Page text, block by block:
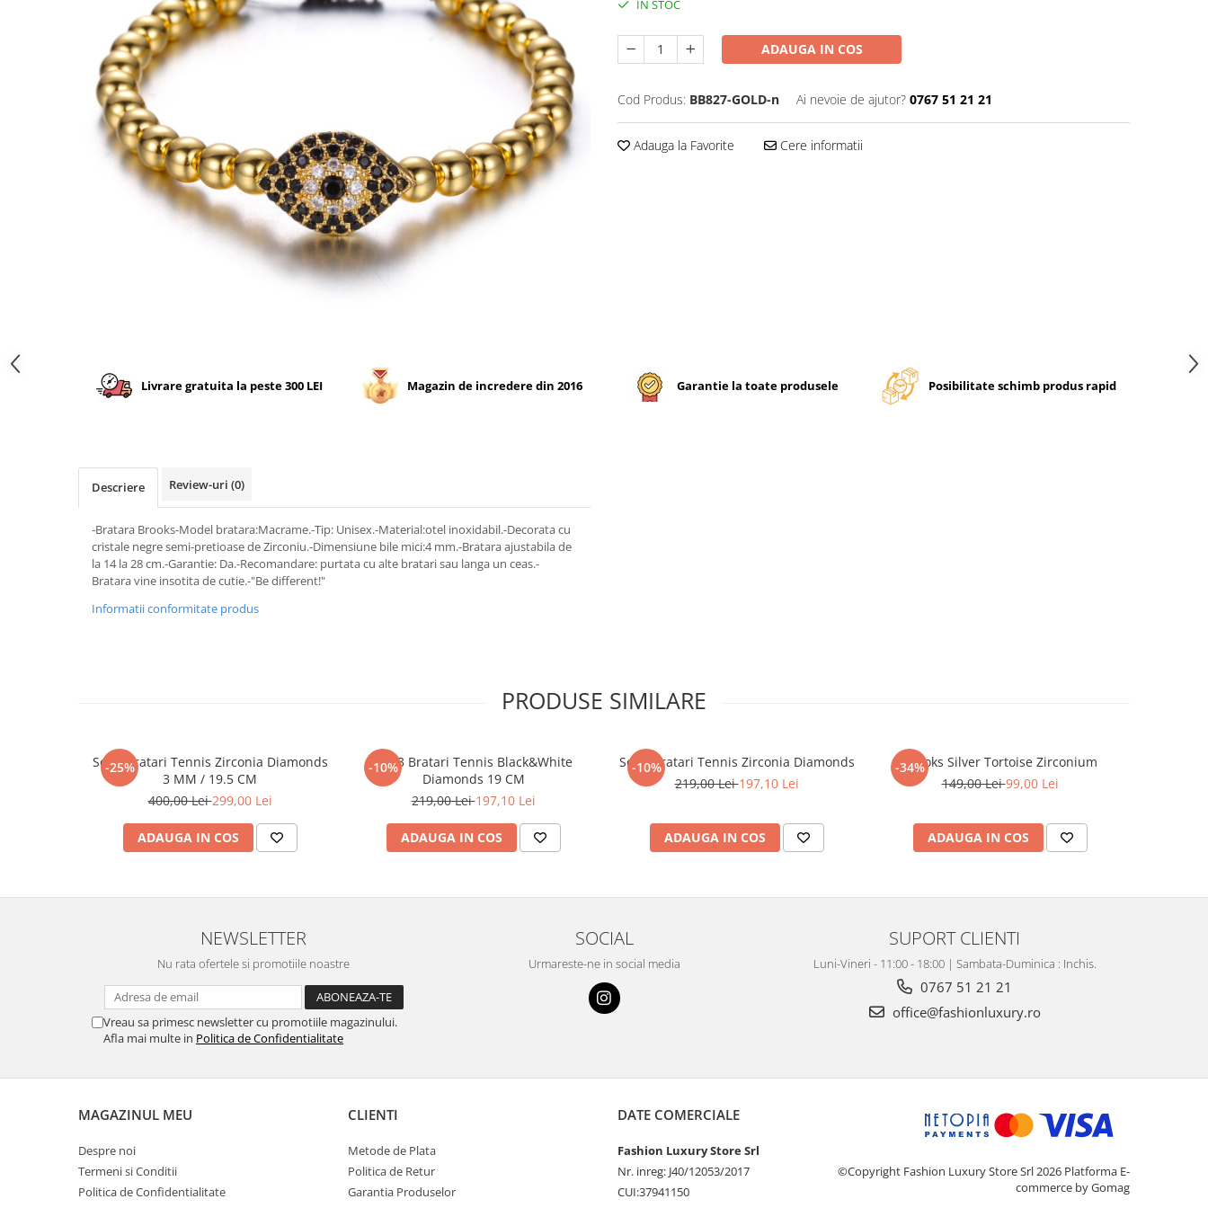
IN STOC
ADAUGA IN COS
Cod Produs: BB827-GOLD-n Ai nevoie de ajutor? 0767 51 21 21
Adauga la Favorite Cere informatii
Livrare gratuita la peste 300 LEI Magazin de incredere din 2016 Garantie la toate produsele Posibilitate schimb produs rapid
Descriere Review-uri (0)
-Bratara Brooks-Model bratara:Macrame.-Tip: Unisex.-Material:otel inoxidabil.-Decorata cu
cristale negre semi-pretioase de Zirconiu.-Dimensiune bile mici:4 mm.-Bratara ajustabila de
la 14 la 28 cm.-Garantie: Da.-Recomandare: purtata cu alte bratari sau langa un ceas.-
Bratara vine insotita de cutie.-"Be different!"
Informatii conformitate produs
PRODUSE SIMILARE
-25%
Set 5 Bratari Tennis Zirconia Diamonds
3 MM / 19.5 CM
400,00 Lei299,00 Lei
ADAUGA IN COS
-10%
Set 3 Bratari Tennis Black&White
Diamonds 19 CM
219,00 Lei197,10 Lei
ADAUGA IN COS
-10%
Set 3 Bratari Tennis Zirconia Diamonds
219,00 Lei197,10 Lei
ADAUGA IN COS
-34%
Brooks Silver Tortoise Zirconium
149,00 Lei99,00 Lei
ADAUGA IN COS
NEWSLETTER
Nu rata ofertele si promotiile noastre
Vreau sa primesc newsletter cu promotiile magazinului.
Afla mai multe in Politica de Confidentialitate
SOCIAL
Urmareste-ne in social media
SUPORT CLIENTI
Luni-Vineri - 11:00 - 18:00 | Sambata-Duminica : Inchis.
0767 51 21 21
office@fashionluxury.ro
MAGAZINUL MEU
Despre noi
Termeni si Conditii
Politica de Confidentialitate
CLIENTI
Metode de Plata
Politica de Retur
Garantia Produselor
DATE COMERCIALE
Fashion Luxury Store Srl
Nr. inreg: J40/12053/2017
CUI:37941150
©Copyright Fashion Luxury Store Srl 2026 Platforma E-
commerce by Gomag